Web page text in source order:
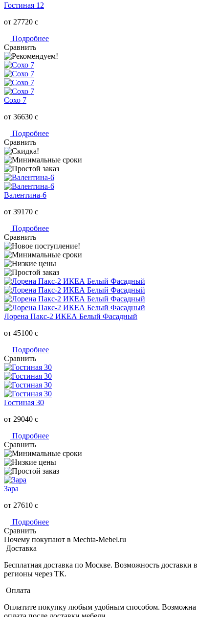
Гостиная 12
от 27720 c
Подробнее
Сравнить
Сохо 7
от 36630 c
Подробнее
Сравнить
Валентина-6
от 39170 c
Подробнее
Сравнить
Лорена Пакс-2 ИКЕА Белый Фасадный
от 45100 c
Подробнее
Сравнить
Гостиная 30
от 29040 c
Подробнее
Сравнить
Зара
от 27610 c
Подробнее
Сравнить
Почему покупают в Mechta-Mebel.ru
Доставка
Бесплатная доставка по Москве. Возможность доставки в
регионы через ТК.
Оплата
Оплатите покупку любым удобным способом. Возможна